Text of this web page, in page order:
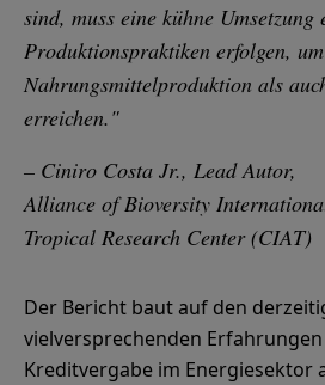
sind, muss eine kühne Umsetzung
Produktionspraktiken erfolgen,
Nahrungsmittelproduktion als
erreichen."
– Ciniro Costa Jr., Lead Autor,
Alliance of Bioversity
Tropical Research Center (CIAT)
Der Bericht baut auf den
vielversprechenden
Kreditvergabe im Energiesektor